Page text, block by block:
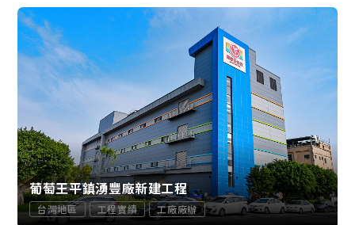
葡萄王平鎮湧豐廠新建工程
台灣地區 工程實績 工廠廠辦